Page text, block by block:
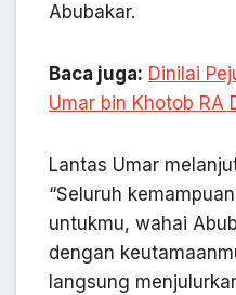
Abubakar.
Baca juga: Dinilai
Umar bin Khotob RA
Lantas Umar
“Seluruh
untukmu, wahai
dengan
langsung